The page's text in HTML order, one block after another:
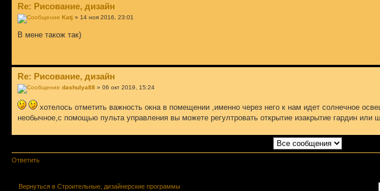
Re: Рисование, дизайн
Katj » 14 ноя 2016, 23:01
В мене також так)
Re: Рисование, дизайн
dashulya88 » 06 окт 2019, 15:24
хотелось отметить важность окна в помещении ,именно через него к нам идет солнечное
необычное,с помощью пульта управления вы можете регултровать открытие изакрытие гардин или
Ответить
Вернуться в Строительные, дизайнерские программы